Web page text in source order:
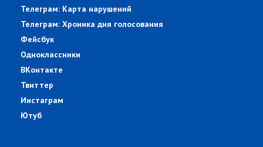
Телеграм: Карта нарушений
Телеграм: Хроника дня голосования
Фейсбук
Одноклассники
ВКонтакте
Твиттер
Инстаграм
Ютуб